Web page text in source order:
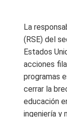
La
(RSE) del
Estados
acciones
programas
cerrar la
educación
ingeniería y